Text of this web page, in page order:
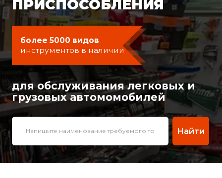
ПРИСПОСОБЛЕНИЯ
более 5000 видов
инструментов в наличии
для обслуживания легковых и
грузовых автомомобилей
Найти